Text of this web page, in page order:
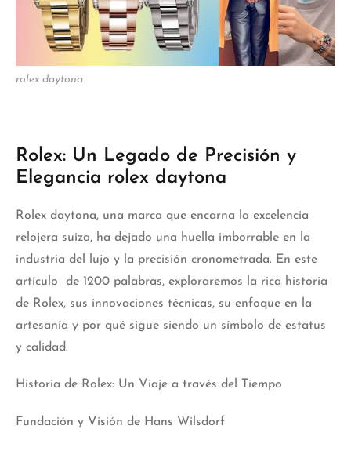
rolex daytona
Rolex: Un Legado de Precisión y
Elegancia rolex daytona
Rolex daytona, una marca que encarna la excelencia
relojera suiza, ha dejado una huella imborrable en la
industria del lujo y la precisión cronometrada. En este
artículo de 1200 palabras, exploraremos la rica historia
de Rolex, sus innovaciones técnicas, su enfoque en la
artesanía y por qué sigue siendo un símbolo de estatus
y calidad.
Historia de Rolex: Un Viaje a través del Tiempo
Fundación y Visión de Hans Wilsdorf